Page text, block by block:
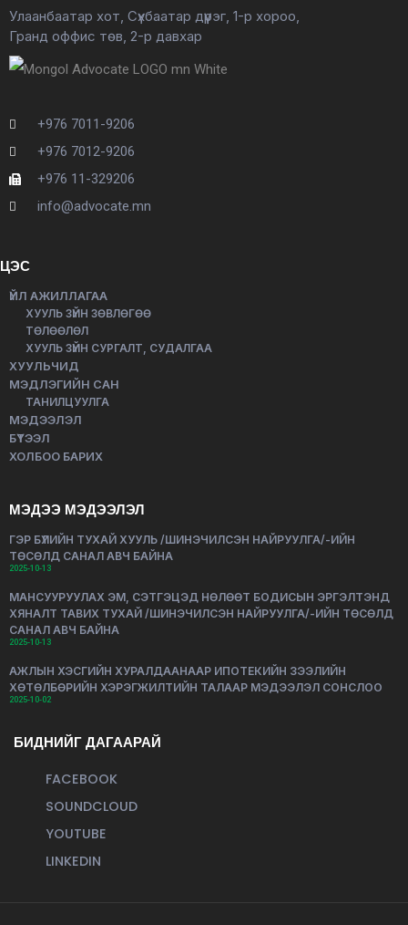
Улаанбаатар хот, Сүхбаатар дүүрэг, 1-р хороо,
Гранд оффис төв, 2-р давхар
+976 7011-9206
+976 7012-9206
+976 11-329206
info@advocate.mn
ЦЭС
ҮЙЛ АЖИЛЛАГАА
ХУУЛЬ ЗҮЙН ЗӨВЛӨГӨӨ
ТӨЛӨӨЛӨЛ
ХУУЛЬ ЗҮЙН СУРГАЛТ, СУДАЛГАА
ХУУЛЬЧИД
МЭДЛЭГИЙН САН
ТАНИЛЦУУЛГА
МЭДЭЭЛЭЛ
БҮТЭЭЛ
ХОЛБОО БАРИХ
МЭДЭЭ МЭДЭЭЛЭЛ
ГЭР БҮЛИЙН ТУХАЙ ХУУЛЬ /ШИНЭЧИЛСЭН НАЙРУУЛГА/-ИЙН
ТӨСӨЛД САНАЛ АВЧ БАЙНА
2025-10-13
МАНСУУРУУЛАХ ЭМ, СЭТГЭЦЭД НӨЛӨӨТ БОДИСЫН ЭРГЭЛТЭНД
ХЯНАЛТ ТАВИХ ТУХАЙ /ШИНЭЧИЛСЭН НАЙРУУЛГА/-ИЙН ТӨСӨЛД
САНАЛ АВЧ БАЙНА
2025-10-13
АЖЛЫН ХЭСГИЙН ХУРАЛДААНААР ИПОТЕКИЙН ЗЭЭЛИЙН
ХӨТӨЛБӨРИЙН ХЭРЭГЖИЛТИЙН ТАЛААР МЭДЭЭЛЭЛ СОНСЛОО
2025-10-02
БИДНИЙГ ДАГААРАЙ
FACEBOOK
SOUNDCLOUD
YOUTUBE
LINKEDIN